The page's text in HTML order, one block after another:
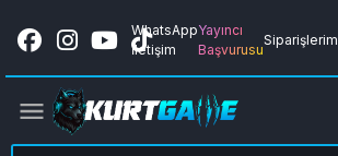
WhatsApp
İletişim
Yayıncı
Başvurusu
Siparişlerim